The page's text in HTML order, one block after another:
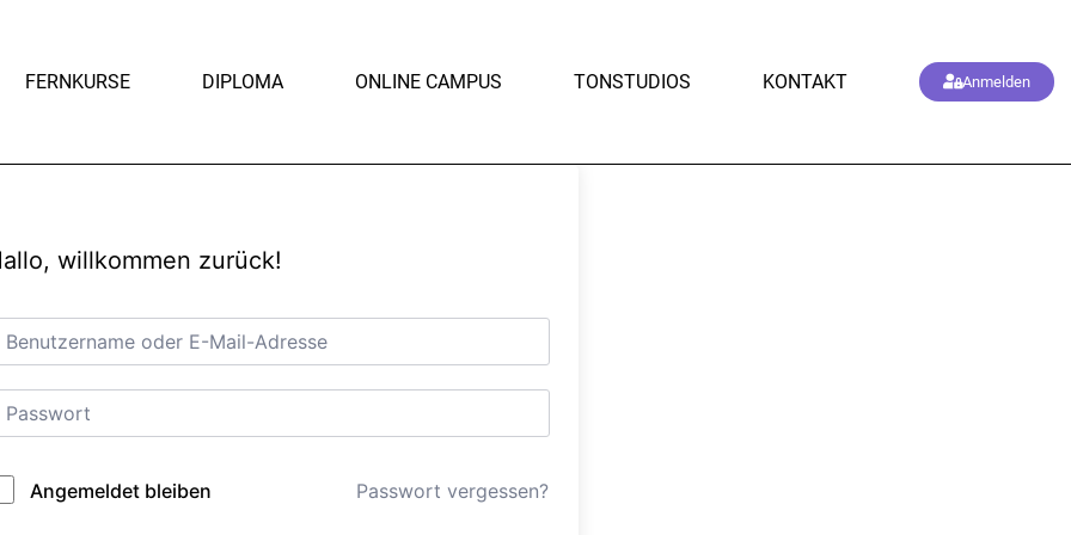
FERNKURSE DIPLOMA ONLINE CAMPUS TONSTUDIOS KONTAKT Anmelden
willkommen zurück!
Angemeldet bleiben Passwort vergessen?